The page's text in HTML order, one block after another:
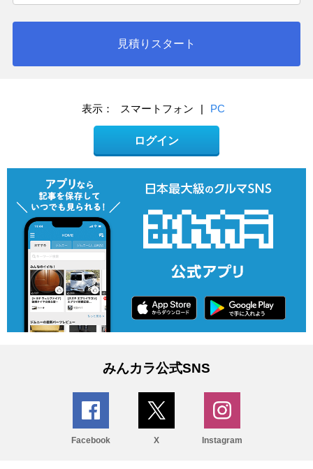
見積りスタート
表示： スマートフォン | PC
ログイン
みんカラ公式SNS
Facebook X Instagram